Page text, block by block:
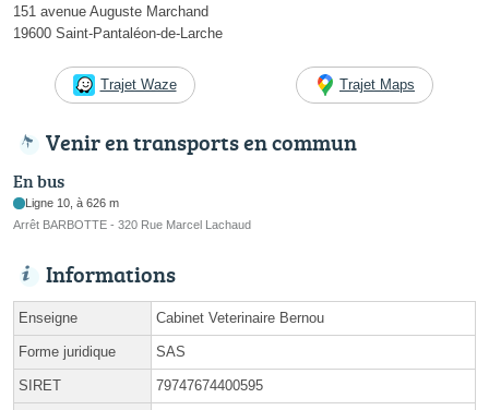
151 avenue Auguste Marchand
19600 Saint-Pantaléon-de-Larche
Trajet Waze Trajet Maps
Venir en transports en commun
En bus
Ligne 10, à 626 m
Arrêt BARBOTTE - 320 Rue Marcel Lachaud
Informations
Enseigne Cabinet Veterinaire Bernou
Forme juridique SAS
SIRET 79747674400595